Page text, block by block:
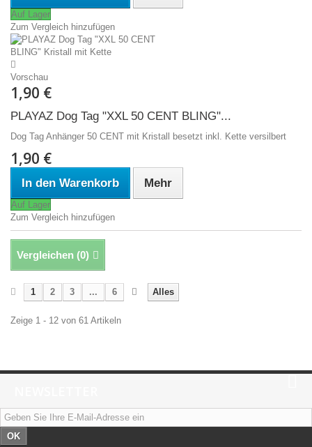
Auf Lager
Zum Vergleich hinzufügen
Vorschau
1,90 €
PLAYAZ Dog Tag "XXL 50 CENT BLING"...
Dog Tag Anhänger 50 CENT mit Kristall besetzt inkl. Kette versilbert
1,90 €
In den Warenkorb Mehr
Auf Lager
Zum Vergleich hinzufügen
Vergleichen (0)
Alles
1 2 3 ... 6
Zeige 1 - 12 von 61 Artikeln
OK